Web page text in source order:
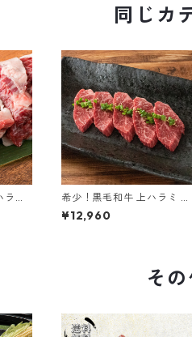
同じカ
希少！黒毛和牛 上ハラミ 黒
樺牛 900g
¥12,960
そ